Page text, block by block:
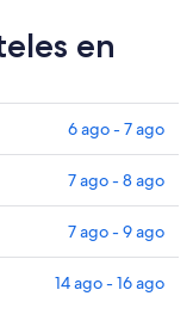
en
6 ago - 7 ago
7 ago - 8 ago
7 ago - 9 ago
14 ago - 16 ago